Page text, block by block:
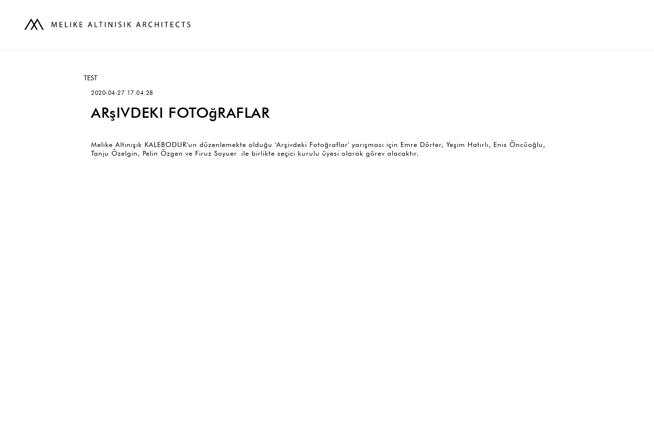
TEST
2020-04-27 17:04:28
ARşIVDEKI FOTOğRAFLAR
Melike Altınışık KALEBODUR'un düzenlemekte olduğu 'Arşivdeki Fotoğraflar' yarışması için Emre Dörter, Yeşim Hatırlı, Enis Öncüoğlu,
Tanju Özelgin, Pelin Özgen ve Firuz Soyuer ile birlikte seçici kurulu üyesi olarak görev alacaktır.